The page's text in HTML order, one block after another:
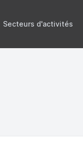
Secteurs d'activités